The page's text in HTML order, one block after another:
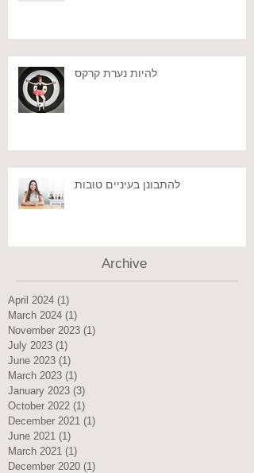
להיות נערת קרקס
להתבונן בעיניים טובות
Archive
April 2024 (1)
March 2024 (1)
November 2023 (1)
July 2023 (1)
June 2023 (1)
March 2023 (1)
January 2023 (3)
October 2022 (1)
December 2021 (1)
June 2021 (1)
March 2021 (1)
December 2020 (1)